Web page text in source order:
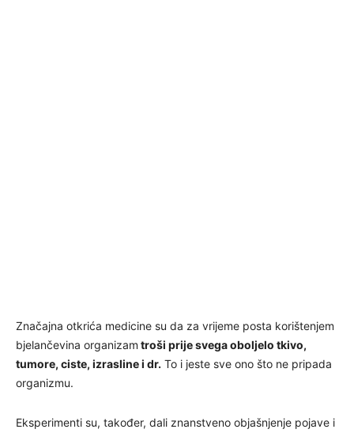
Značajna otkrića medicine su da za vrijeme posta korištenjem
bjelančevina organizam troši prije svega oboljelo tkivo,
tumore, ciste, izrasline i dr. To i jeste sve ono što ne pripada
organizmu.
Eksperimenti su, također, dali znanstveno objašnjenje pojave i